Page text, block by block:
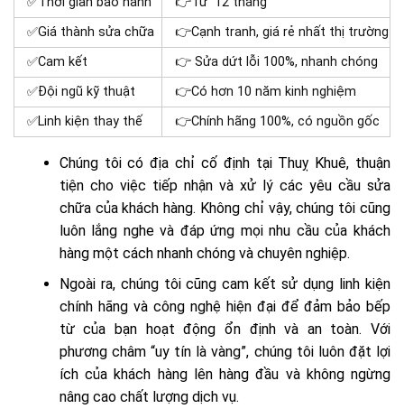
✅Giá thành sửa chữa
👉Cạnh tranh, giá rẻ nhất thị trường
✅Cam kết
👉 Sửa dứt lỗi 100%, nhanh chóng
✅Đội ngũ kỹ thuật
👉Có hơn 10 năm kinh nghiệm
✅Linh kiện thay thế
👉Chính hãng 100%, có nguồn gốc
Chúng tôi có địa chỉ cố định tại Thuỵ Khuê, thuận
tiện cho việc tiếp nhận và xử lý các yêu cầu sửa
chữa của khách hàng. Không chỉ vậy, chúng tôi cũng
luôn lắng nghe và đáp ứng mọi nhu cầu của khách
hàng một cách nhanh chóng và chuyên nghiệp.
Ngoài ra, chúng tôi cũng cam kết sử dụng linh kiện
chính hãng và công nghệ hiện đại để đảm bảo bếp
từ của bạn hoạt động ổn định và an toàn. Với
phương châm “uy tín là vàng”, chúng tôi luôn đặt lợi
ích của khách hàng lên hàng đầu và không ngừng
nâng cao chất lượng dịch vụ.